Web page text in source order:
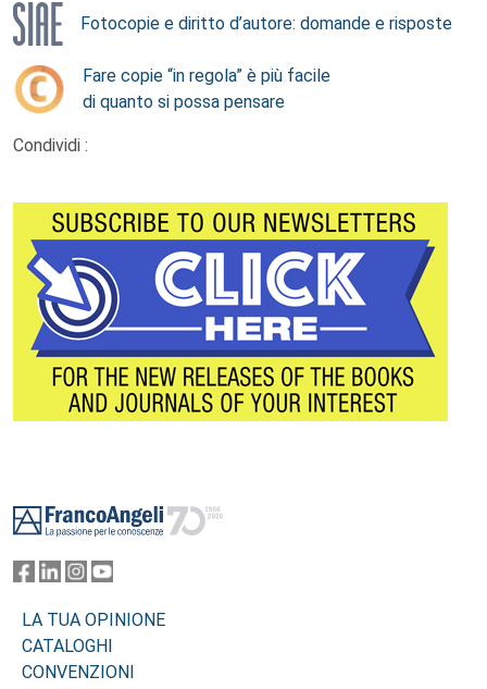
Fotocopie e diritto d’autore: domande e risposte
Fare copie “in regola” è più facile
di quanto si possa pensare
Condividi :
LA TUA OPINIONE
CATALOGHI
CONVENZIONI